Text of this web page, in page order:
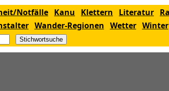
Notfälle Kanu Klettern Literatur
Wander-Regionen Wetter Winter
Stichwortsuche